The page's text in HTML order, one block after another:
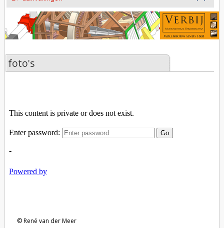
foto's
René van der Meer